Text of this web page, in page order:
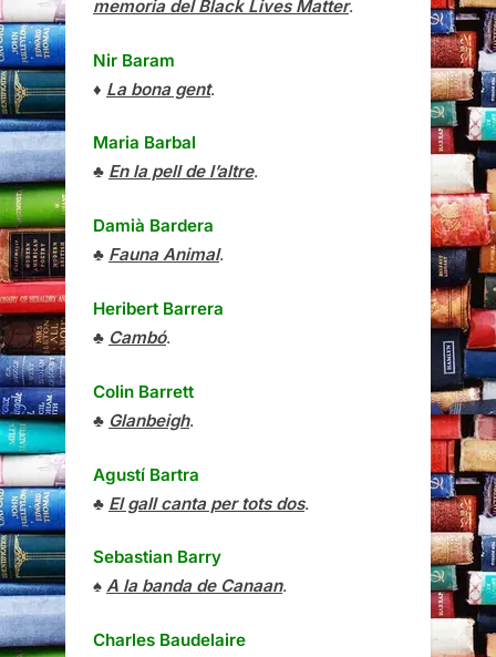
memoria del Black Lives Matter.
Nir Baram
♦ La bona gent.
Maria Barbal
♣ En la pell de l’altre.
Damià Bardera
♣ Fauna Animal.
Heribert Barrera
♣ Cambó.
Colin Barrett
♣ Glanbeigh.
Agustí Bartra
♣ El gall canta per tots dos.
Sebastian Barry
♠ A la banda de Canaan.
Charles Baudelaire